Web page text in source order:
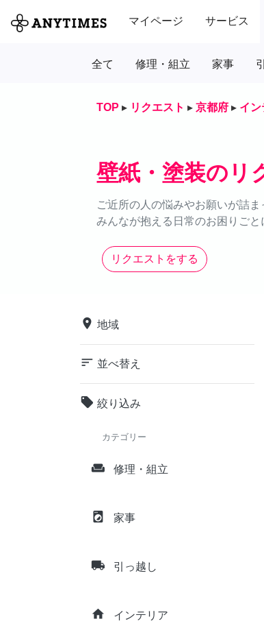
マイページ サービス
全て 修理・組立 家事
TOP ▸ リクエスト ▸ 京都府 ▸ イン
壁紙・塗装のリ
ご近所の人の悩みやお願いが詰
みんなが抱える日常のお困りご
リクエストをする
place 地域
sort 並べ替え
local_offer 絞り込み
カテゴリー
weekend 修理・組立
local_laundry_service 家事
local_shipping 引っ越し
home インテリア